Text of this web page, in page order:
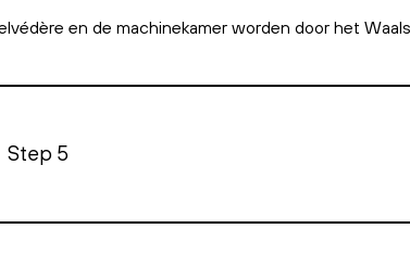
en de machinekamer worden door het
Step 5